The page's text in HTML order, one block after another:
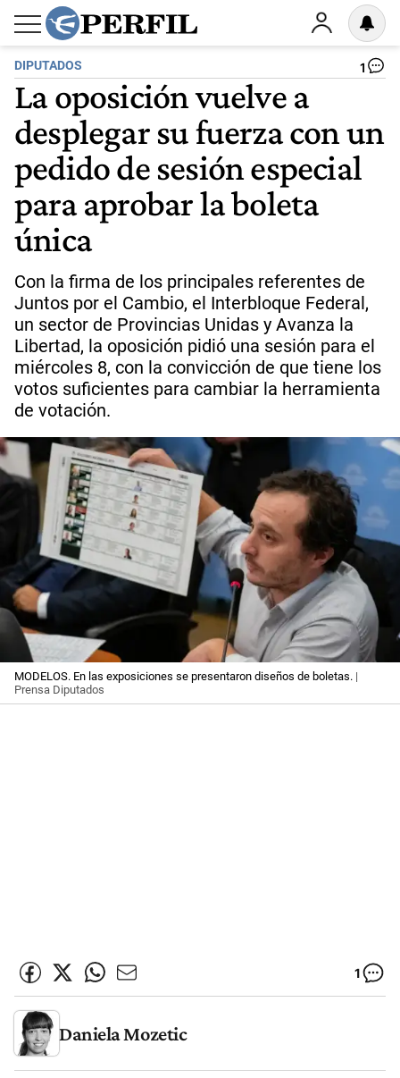
DIPUTADOS 1
La oposición vuelve a
desplegar su fuerza con un
pedido de sesión especial
para aprobar la boleta
única
Con la firma de los principales referentes de
Juntos por el Cambio, el Interbloque Federal,
un sector de Provincias Unidas y Avanza la
Libertad, la oposición pidió una sesión para el
miércoles 8, con la convicción de que tiene los
votos suficientes para cambiar la herramienta
de votación.
MODELOS. En las exposiciones se presentaron diseños de boletas. |
Prensa Diputados
1
Daniela Mozetic